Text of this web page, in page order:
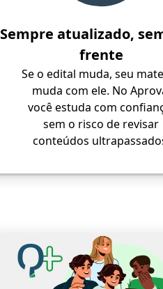
Sempre atualizado,
frente
Se o edital muda, seu
muda com ele. No
você estuda com
sem o risco de revisar
conteúdos